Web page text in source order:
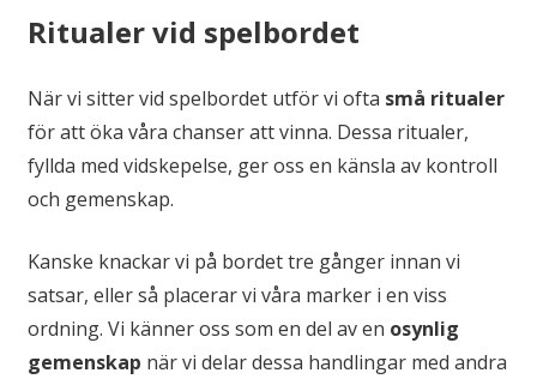
Ritualer vid spelbordet
När vi sitter vid spelbordet utför vi ofta små ritualer
för att öka våra chanser att vinna. Dessa ritualer,
fyllda med vidskepelse, ger oss en känsla av kontroll
och gemenskap.
Kanske knackar vi på bordet tre gånger innan vi
satsar, eller så placerar vi våra marker i en viss
ordning. Vi känner oss som en del av en osynlig
gemenskap när vi delar dessa handlingar med andra